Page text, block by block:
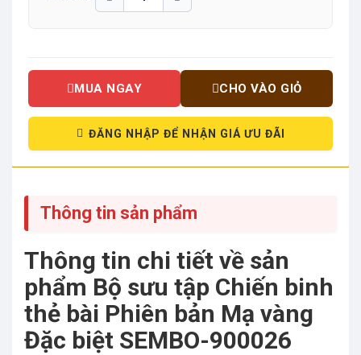
MUA NGAY CHO VÀO GIỎ
ĐĂNG NHẬP ĐỂ NHẬN GIÁ ƯU ĐÃI
Thông tin sản phẩm
Thông tin chi tiết về sản
phẩm Bộ sưu tập Chiến binh
thẻ bài Phiên bản Mạ vàng
Đặc biệt SEMBO-900026